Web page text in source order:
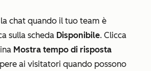
chat quando il tuo team è
sulla scheda Disponibile. Clicca
Mostra tempo di risposta
ai visitatori quando possono